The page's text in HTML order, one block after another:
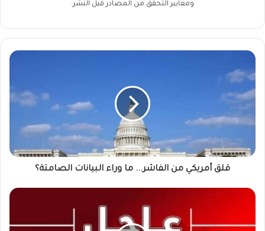
ومعايير التحقق من المصادر قبل النشر.
قلق
أمريكي
من
الفاشر...
وراء
الصامتة؟
قلق أمريكي من الفاشر... ما وراء البيانات الصامتة؟
محادثات